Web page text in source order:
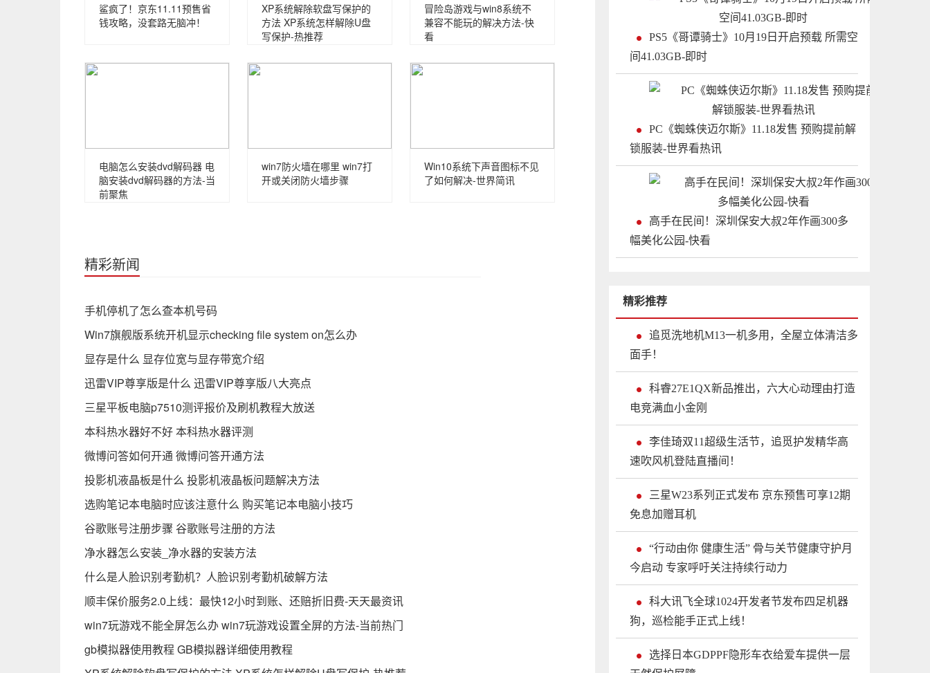
鲨疯了！京东11.11预售省
钱攻略，没套路无脑冲！
XP系统解除软盘写保护的
方法 XP系统怎样解除U盘
写保护-热推荐
冒险岛游戏与win8系统不
兼容不能玩的解决方法-快
看
电脑怎么安装dvd解码器 电
脑安装dvd解码器的方法-当
前聚焦
win7防火墙在哪里 win7打
开或关闭防火墙步骤
Win10系统下声音图标不见
了如何解决-世界简讯
精彩新闻
手机停机了怎么查本机号码
Win7旗舰版系统开机显示checking file system on怎么办
显存是什么 显存位宽与显存带宽介绍
迅雷VIP尊享版是什么 迅雷VIP尊享版八大亮点
三星平板电脑p7510测评报价及刷机教程大放送
本科热水器好不好 本科热水器评测
微博问答如何开通 微博问答开通方法
投影机液晶板是什么 投影机液晶板问题解决方法
选购笔记本电脑时应该注意什么 购买笔记本电脑小技巧
谷歌账号注册步骤 谷歌账号注册的方法
净水器怎么安装_净水器的安装方法
什么是人脸识别考勤机？人脸识别考勤机破解方法
顺丰保价服务2.0上线：最快12小时到账、还赔折旧费-天天最资讯
win7玩游戏不能全屏怎么办 win7玩游戏设置全屏的方法-当前热门
gb模拟器使用教程 GB模拟器详细使用教程
PS5《哥谭骑士》10月19日开启预载 所需空
间41.03GB-即时
PC《蜘蛛侠迈尔斯》11.18发售 预购提前解
锁服装-世界看热讯
高手在民间！深圳保安大叔2年作画300多
幅美化公园-快看
精彩推荐
追觅洗地机M13一机多用，全屋立体清洁多
面手！
科睿27E1QX新品推出，六大心动理由打造
电竞满血小金刚
李佳琦双11超级生活节，追觅护发精华高
速吹风机登陆直播间！
三星W23系列正式发布 京东预售可享12期
免息加赠耳机
“行动由你 健康生活” 骨与关节健康守护月
今启动 专家呼吁关注持续行动力
科大讯飞全球1024开发者节发布四足机器
狗，巡检能手正式上线！
选择日本GDPPF隐形车衣给爱车提供一层